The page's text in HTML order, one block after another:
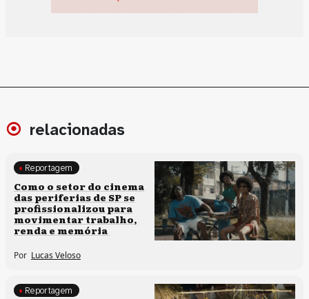
relacionadas
Políticas culturais
Reportagem
Como o setor do cinema
das periferias de SP se
profissionalizou para
movimentar trabalho,
renda e memória
Por Lucas Veloso
Reportagem